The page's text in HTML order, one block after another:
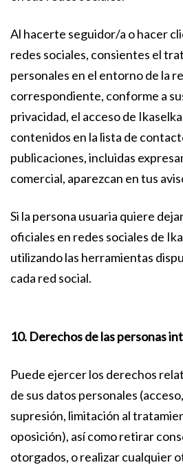
Al hacerte seguidor/a o hacer
redes sociales, consientes el
personales en el entorno de la
correspondiente, conforme a
privacidad, el acceso de
contenidos en la lista de
publicaciones, incluidas
comercial, aparezcan en tus
Si la persona usuaria quiere
oficiales en redes sociales de
utilizando las herramientas
cada red social.
10. Derechos de las personas
Puede ejercer los derechos
de sus datos personales
supresión, limitación al
oposición), así como retirar
otorgados, o realizar cualquier